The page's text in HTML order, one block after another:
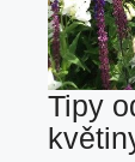
Tipy